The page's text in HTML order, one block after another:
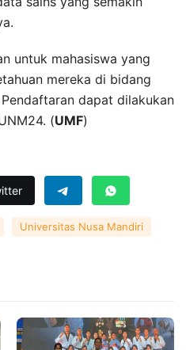
untuk mahasiswa yang
mereka di bidang
dapat dilakukan
(UMF)
Universitas Nusa Mandiri